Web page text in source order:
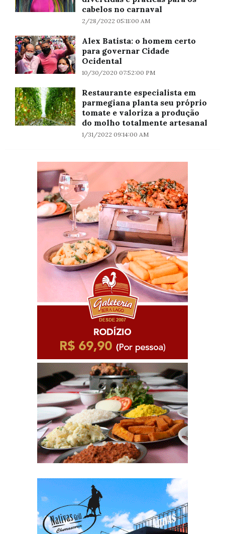
cabelos no carnaval
2/28/2022 05:11:00 AM
Alex Batista: o homem certo
para governar Cidade
Ocidental
10/30/2020 07:52:00 PM
Restaurante especialista em
parmegiana planta seu próprio
tomate e valoriza a produção
do molho totalmente artesanal
1/31/2022 09:14:00 AM